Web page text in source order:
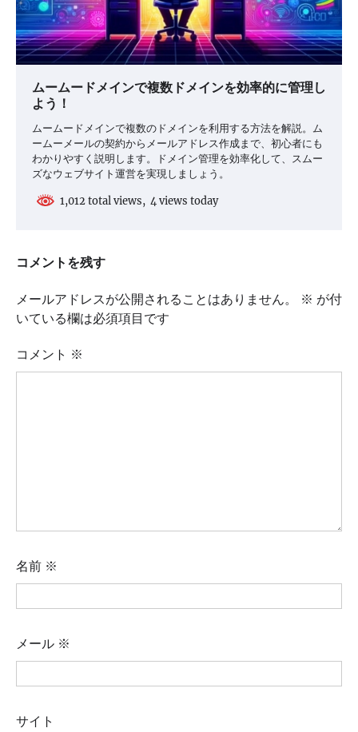
ムームードメインで複数ドメインを効率的に管理し
よう！
ムームードメインで複数のドメインを利用する方法を解説。ム
ームーメールの契約からメールアドレス作成まで、初心者にも
わかりやすく説明します。ドメイン管理を効率化して、スムー
ズなウェブサイト運営を実現しましょう。
1,012 total views, 4 views today
コメントを残す
メールアドレスが公開されることはありません。 ※ が付
いている欄は必須項目です
コメント ※
名前 ※
メール ※
サイト